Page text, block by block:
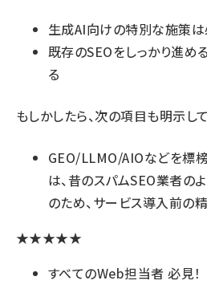
生成AI向けの特別な施策
既存のSEOをしっかり進め
る
もしかしたら、次の項目も明示し
GEO/LLMO/AIOなどを標
は、昔のスパムSEO業者の
のため、サービス導入前の
★★★★★
すべてのWeb担当者 必見！